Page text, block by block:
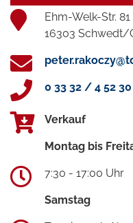
Ehm-Welk-Str. 81
16303 Schwedt/
0 33 32 / 4 52 30
Verkauf
Montag bis
7:30 - 17:00 Uhr
Samstag